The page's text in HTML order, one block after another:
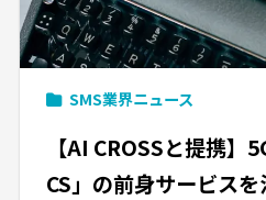
SMS業界ニュース
【AI CROSSと提携】
CS」の前身サービス